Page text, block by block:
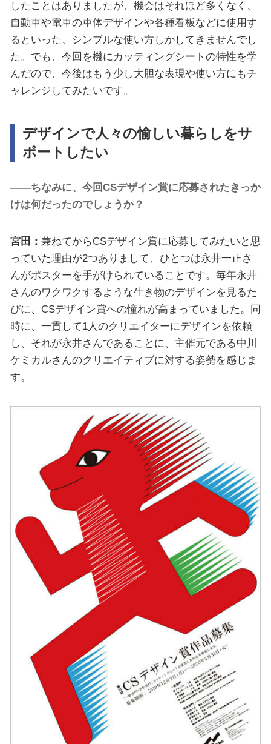
したことはありましたが、機会はそれほど多くなく、
自動車や電車の車体デザインや各種看板などに使用す
るといった、シンプルな使い方しかしてきませんでし
た。でも、今回を機にカッティングシートの特性を学
んだので、今後はもう少し大胆な表現や使い方にもチ
ャレンジしてみたいです。
デザインで人々の愉しい暮らしをサ
ポートしたい
――ちなみに、今回CSデザイン賞に応募されたきっか
けは何だったのでしょうか？
宮田： 兼ねてからCSデザイン賞に応募してみたいと思
っていた理由が2つありまして、ひとつは永井一正さ
んがポスターを手がけられていることです。毎年永井
さんのワクワクするような生き物のデザインを見るた
びに、CSデザイン賞への憧れが高まっていました。同
時に、一貫して1人のクリエイターにデザインを依頼
し、それが永井さんであることに、主催元である中川
ケミカルさんのクリエイティブに対する姿勢を感じま
す。